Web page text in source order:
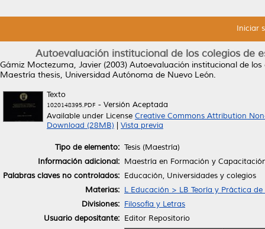
Iniciar
Autoevaluación institucional de los colegios de
Gámiz Moctezuma, Javier (2003) Autoevaluación institucional de
Maestría thesis, Universidad Autónoma de Nuevo León.
Texto
1020148395.PDF - Versión Aceptada
Available under License Creative Commons Attribution
Download (28MB)
Vista previa
Tipo de elemento: Tesis (Maestría)
Información adicional: Maestría en Formación y
Palabras claves no controlados: Educación, Universidades y colegios
Materias: L Educación > LB Teoría y Práctica
Divisiones: Filosofía y Letras
Usuario depositante: Editor Repositorio